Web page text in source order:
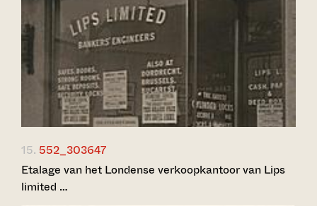
15. 552_303647
Etalage van het Londense verkoopkantoor van Lips
limited …